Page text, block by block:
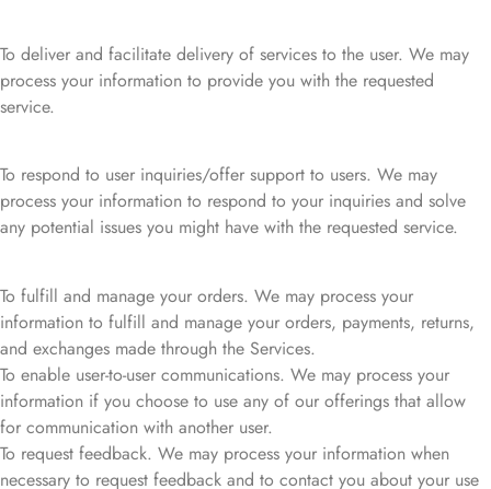
To deliver and facilitate delivery of services to the user. We may
process your information to provide you with the requested
service.
To respond to user inquiries/offer support to users. We may
process your information to respond to your inquiries and solve
any potential issues you might have with the requested service.
To fulfill and manage your orders. We may process your
information to fulfill and manage your orders, payments, returns,
and exchanges made through the Services.
To enable user-to-user communications. We may process your
information if you choose to use any of our offerings that allow
for communication with another user.
To request feedback. We may process your information when
necessary to request feedback and to contact you about your use